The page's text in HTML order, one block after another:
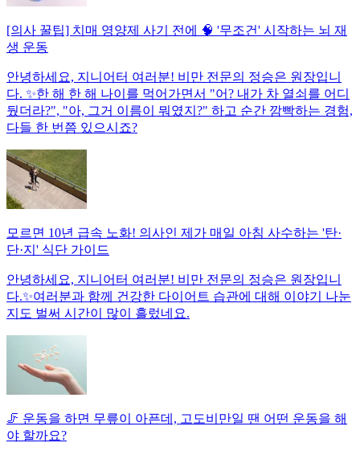
[의사 꿀팁] 치매 영양제 사기 전에 🧠 '무조건' 시작하는 뇌 재
생 운동
안녕하세요, 지니어터 여러분! 비만 전문의 정승은 원장입니
다. ✨한 해 한 해 나이를 먹어가면서 "어? 내가 차 열쇠를 어디
뒀더라?", "아, 그거 이름이 뭐였지?" 하고 순간 깜빡하는 경험,
다들 한 번쯤 있으시죠?
모르면 10년 급속 노화! 의사인 제가 매일 아침 사수하는 '탄·
단·지' 식단 가이드
안녕하세요, 지니어터 여러분! 비만 전문의 정승은 원장입니
다.✨여러분과 함께 건강한 다이어트 습관에 대해 이야기 나눈
지도 벌써 시간이 많이 흘렀네요.
🦵 운동을 하면 무릎이 아픈데, 고도비만일 땐 어떤 운동을 해
야 할까요?